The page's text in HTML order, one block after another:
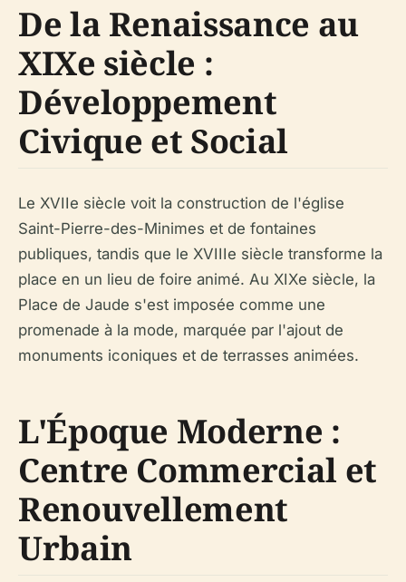
De la Renaissance au
XIXe siècle :
Développement
Civique et Social
Le XVIIe siècle voit la construction de l'église
Saint-Pierre-des-Minimes et de fontaines
publiques, tandis que le XVIIIe siècle transforme la
place en un lieu de foire animé. Au XIXe siècle, la
Place de Jaude s'est imposée comme une
promenade à la mode, marquée par l'ajout de
monuments iconiques et de terrasses animées.
L'Époque Moderne :
Centre Commercial et
Renouvellement
Urbain